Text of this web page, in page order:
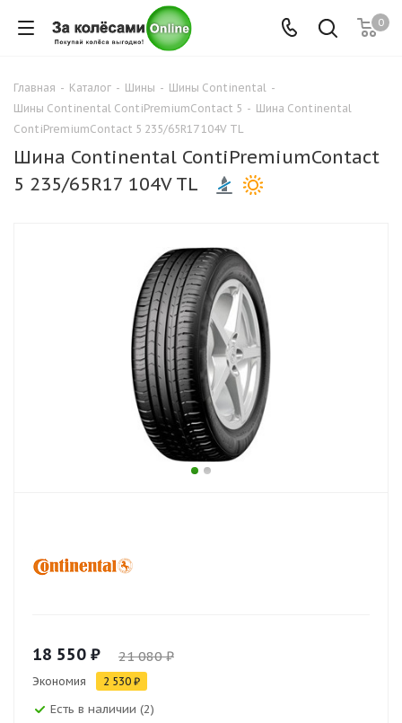
0
Главная - Каталог - Шины - Шины Continental -
Шины Continental ContiPremiumContact 5 - Шина Continental
ContiPremiumContact 5 235/65R17 104V TL
Шина Continental ContiPremiumContact
5 235/65R17 104V TL
18 550 ₽ 21 080 ₽
Экономия 2 530 ₽
Есть в наличии (2)